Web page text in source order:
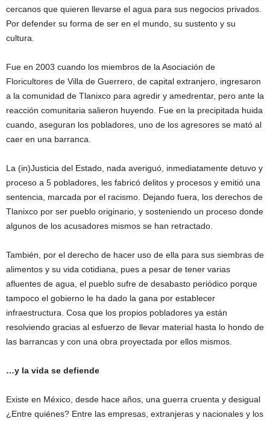
cercanos que quieren llevarse el agua para sus negocios privados.
Por defender su forma de ser en el mundo, su sustento y su
cultura.
Fue en 2003 cuando los miembros de la Asociación de
Floricultores de Villa de Guerrero, de capital extranjero, ingresaron
a la comunidad de Tlanixco para agredir y amedrentar, pero ante la
reacción comunitaria salieron huyendo. Fue en la precipitada huida
cuando, aseguran los pobladores, uno de los agresores se mató al
caer en una barranca.
La (in)Justicia del Estado, nada averiguó, inmediatamente detuvo y
proceso a 5 pobladores, les fabricó delitos y procesos y emitió una
sentencia, marcada por el racismo. Dejando fuera, los derechos de
Tlanixco por ser pueblo originario, y sosteniendo un proceso donde
algunos de los acusadores mismos se han retractado.
También, por el derecho de hacer uso de ella para sus siembras de
alimentos y su vida cotidiana, pues a pesar de tener varias
afluentes de agua, el pueblo sufre de desabasto periódico porque
tampoco el gobierno le ha dado la gana por establecer
infraestructura. Cosa que los propios pobladores ya están
resolviendo gracias al esfuerzo de llevar material hasta lo hondo de
las barrancas y con una obra proyectada por ellos mismos.
…y la vida se defiende
Existe en México, desde hace años, una guerra cruenta y desigual
¿Entre quiénes? Entre las empresas, extranjeras y nacionales y los